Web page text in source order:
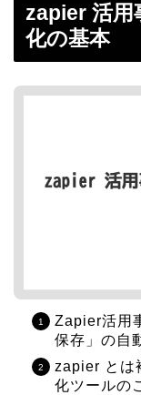
zapier 活用
化の基本
Zapier活用
保存」の自
zapier とは
化ツールの